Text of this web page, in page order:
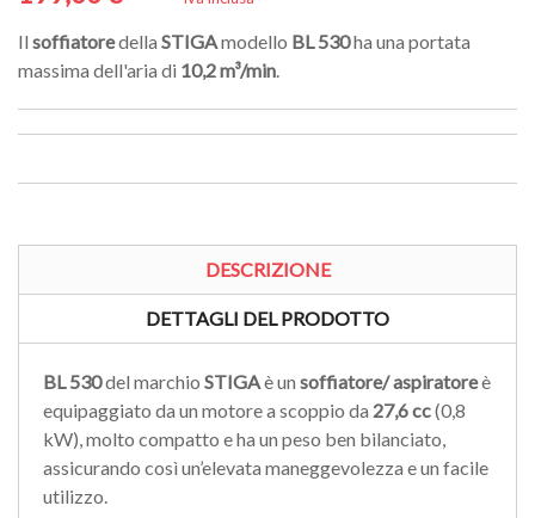
Il soffiatoredella STIGAmodello BL 530ha una portata
massima dell'aria di 10,2 m³/min.
DESCRIZIONE
DETTAGLI DEL PRODOTTO
BL 530del marchio STIGAè un soffiatore/ aspiratoreè
equipaggiato da un motore a scoppio da 27,6 cc(0,8
kW), molto compatto e ha un peso ben bilanciato,
assicurando così un’elevata maneggevolezza e un facile
utilizzo.